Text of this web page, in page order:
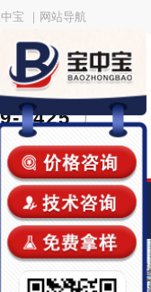
宝 网站导航
1425
们